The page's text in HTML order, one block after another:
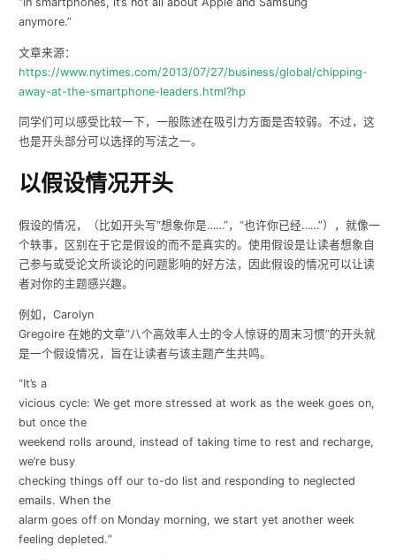
anymore.”
文章来源：
https://www.nytimes.com/2013/07/27/business/global/chipping-
away-at-the-smartphone-leaders.html?hp
同学们可以感受比较一下，一般陈述在吸引力方面是否较弱。不过，这
也是开头部分可以选择的写法之一。
以假设情况开头
假设的情况，（比如开头写“想象你是……”，“也许你已经……”），就像一
个轶事，区别在于它是假设的而不是真实的。使用假设是让读者想象自
己参与或受论文所谈论的问题影响的好方法，因此假设的情况可以让读
者对你的主题感兴趣。
例如， Carolyn
Gregoire 在她的文章“八个高效率人士的令人惊讶的周末习惯”的开头就
是一个假设情况，旨在让读者与该主题产生共鸣。
“It’s a
vicious cycle: We get more stressed at work as the week goes on,
but once the
weekend rolls around, instead of taking time to rest and recharge,
we’re busy
checking things off our to-do list and responding to neglected
emails. When the
alarm goes off on Monday morning, we start yet another week
feeling depleted.”